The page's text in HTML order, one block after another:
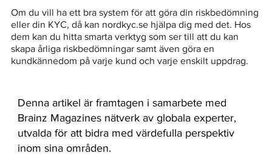
Om du vill ha ett bra system för att göra din riskbedömning
eller din KYC, då kan nordkyc.se hjälpa dig med det. Hos
dem kan du hitta smarta verktyg som ser till att du kan
skapa årliga riskbedömningar samt även göra en
kundkännedom på varje kund och varje enskilt uppdrag.
Denna artikel är framtagen i samarbete med
Brainz Magazines nätverk av globala experter,
utvalda för att bidra med värdefulla perspektiv
inom sina områden.